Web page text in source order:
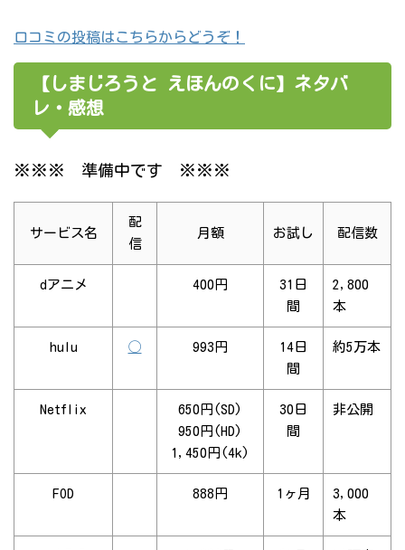
口コミの投稿はこちらからどうぞ！
【しまじろうと えほんのくに】ネタバ
レ・感想
※※※ 準備中です ※※※
サービス名
配
信
月額 お試し 配信数
dアニメ 400円
31日
間
2,800
本
hulu ◯ 993円
14日
間
約5万本
Netflix
650円(SD)
950円(HD)
1,450円(4k)
30日
間
非公開
FOD 888円 1ヶ月
3,000
本